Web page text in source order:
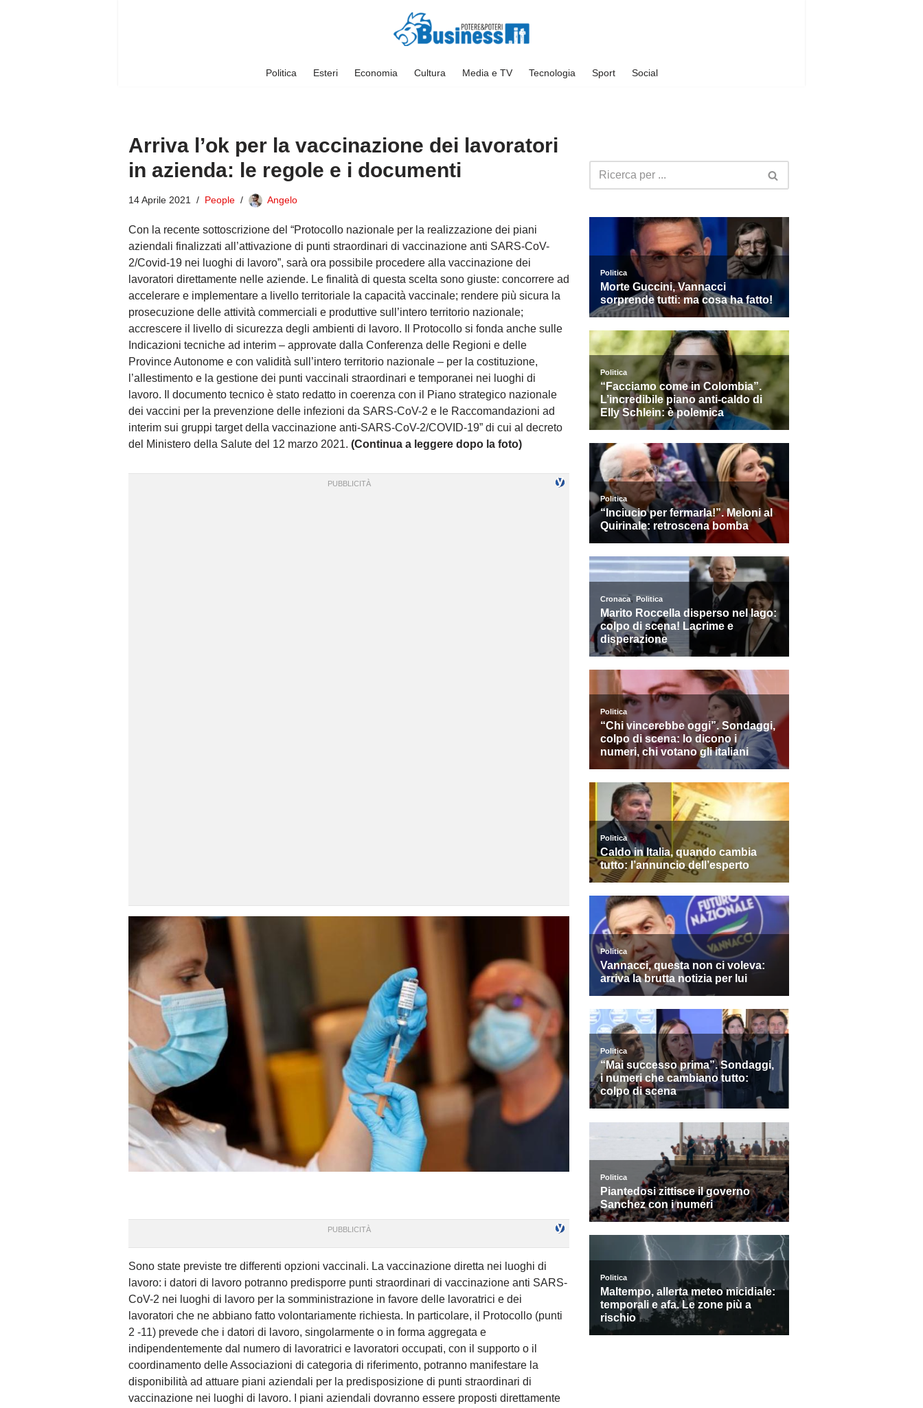
Politica Esteri Economia Cultura Media e TV Tecnologia Sport Social
Arriva l’ok per la vaccinazione dei lavoratori
in azienda: le regole e i documenti
14 Aprile 2021 People Angelo
Con la recente sottoscrizione del “Protocollo nazionale per la realizzazione dei piani
aziendali finalizzati all’attivazione di punti straordinari di vaccinazione anti SARS-CoV-
2/Covid-19 nei luoghi di lavoro”, sarà ora possibile procedere alla vaccinazione dei
lavoratori direttamente nelle aziende. Le finalità di questa scelta sono giuste: concorrere ad
accelerare e implementare a livello territoriale la capacità vaccinale; rendere più sicura la
prosecuzione delle attività commerciali e produttive sull’intero territorio nazionale;
accrescere il livello di sicurezza degli ambienti di lavoro. Il Protocollo si fonda anche sulle
Indicazioni tecniche ad interim – approvate dalla Conferenza delle Regioni e delle
Province Autonome e con validità sull’intero territorio nazionale – per la costituzione,
l’allestimento e la gestione dei punti vaccinali straordinari e temporanei nei luoghi di
lavoro. Il documento tecnico è stato redatto in coerenza con il Piano strategico nazionale
dei vaccini per la prevenzione delle infezioni da SARS-CoV-2 e le Raccomandazioni ad
interim sui gruppi target della vaccinazione anti-SARS-CoV-2/COVID-19” di cui al decreto
del Ministero della Salute del 12 marzo 2021. (Continua a leggere dopo la foto)
Sono state previste tre differenti opzioni vaccinali. La vaccinazione diretta nei luoghi di
lavoro: i datori di lavoro potranno predisporre punti straordinari di vaccinazione anti SARS-
CoV-2 nei luoghi di lavoro per la somministrazione in favore delle lavoratrici e dei
lavoratori che ne abbiano fatto volontariamente richiesta. In particolare, il Protocollo (punti
2 -11) prevede che i datori di lavoro, singolarmente o in forma aggregata e
indipendentemente dal numero di lavoratrici e lavoratori occupati, con il supporto o il
coordinamento delle Associazioni di categoria di riferimento, potranno manifestare la
disponibilità ad attuare piani aziendali per la predisposizione di punti straordinari di
vaccinazione nei luoghi di lavoro. I piani aziendali dovranno essere proposti direttamente